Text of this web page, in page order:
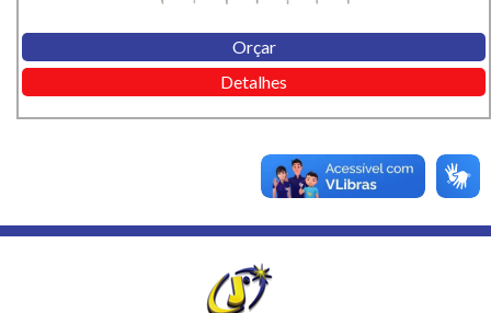
Orçar
Detalhes